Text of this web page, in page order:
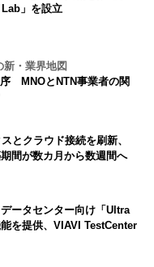
」を設立
新・業界地図
MNOとNTN事業者の関
とクラウド接続を刷新、
間が数カ月から数週間へ
ータセンター向け「Ultra
を提供、VIAVI TestCenter